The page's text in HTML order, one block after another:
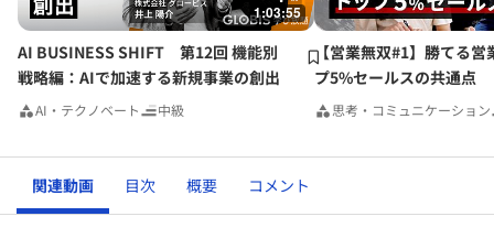
1:03:55
AI BUSINESS SHIFT 第12回 機能別
戦略編：AIで加速する新規事業の創出
AI・テクノベート 中級
【営業無双#1】勝てる営
プ5%セールスの共通点
思考・コミュニケーション
関連動画 目次 概要 コメント